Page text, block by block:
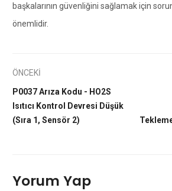
başkalarının güvenliğini sağlamak için
önemlidir.
ÖNCEKİ
P0037 Arıza Kodu - HO2S
Isıtıcı Kontrol Devresi Düşük
(Sıra 1, Sensör 2)
Yorum Yap